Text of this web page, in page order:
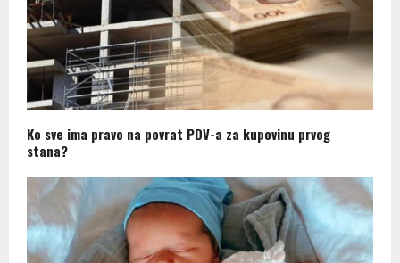
Ko sve ima pravo na povrat PDV-a za kupovinu prvog
stana?